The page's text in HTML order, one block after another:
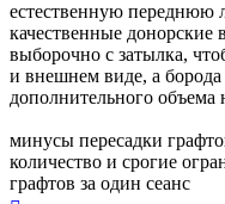
естественную переднюю
качественные
выборочно с затылка,
и внешнем виде, а
дополнительного
минусы пересадки
количество и срогие
графтов за один сеанс